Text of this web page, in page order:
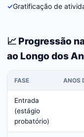
✓Gratificação de
📈 Progressão
ao Longo dos
FASE ANOS
Entrada
(estágio
probatório)